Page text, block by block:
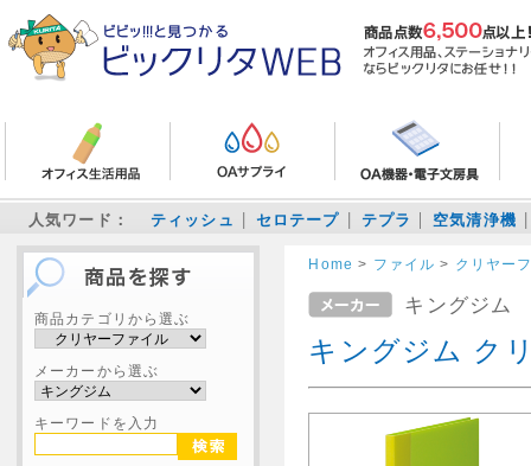
人気ワード： ティッシュ セロテープ テプラ 空気清浄機
商品カテゴリから選ぶ
メーカーから選ぶ
キーワードを入力
Home > ファイル > クリヤー
キングジム
キングジム ク